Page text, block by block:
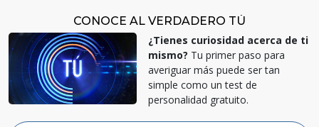
CONOCE AL VERDADERO TÚ
¿Tienes curiosidad acerca de ti
mismo? Tu primer paso para
averiguar más puede ser tan
simple como un test de
personalidad gratuito.